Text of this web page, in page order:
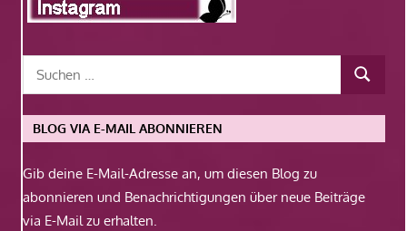
BLOG VIA E-MAIL ABONNIEREN
Gib deine E-Mail-Adresse an, um diesen Blog zu
abonnieren und Benachrichtigungen über neue Beiträge
via E-Mail zu erhalten.